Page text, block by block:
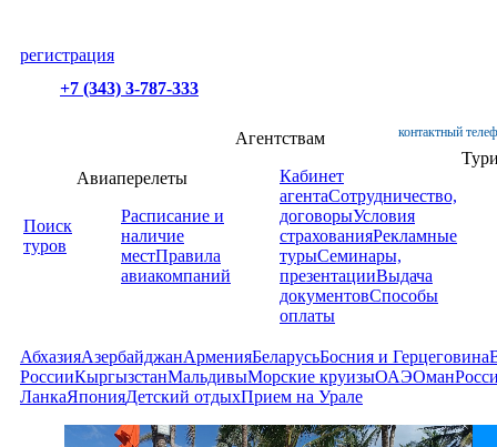
регистрация
+7 (343) 3-787-333
контактный
Поиск
туров
Авиаперелеты
Расписание и
наличие
местПравила
авиакомпаний
Агентствам
Кабинет
агентаСотрудничество,
договорыУсловия
страхованияРекламные
турыСеминары,
презентацииВыдача
документовСпособы
оплаты
АбхазияАзербайджанАрменияБеларусьБосния и Герцеговина
РоссииКыргызстанМальдивыМорские круизыОАЭОман
ЛанкаЯпонияДетский отдыхПрием на Урале